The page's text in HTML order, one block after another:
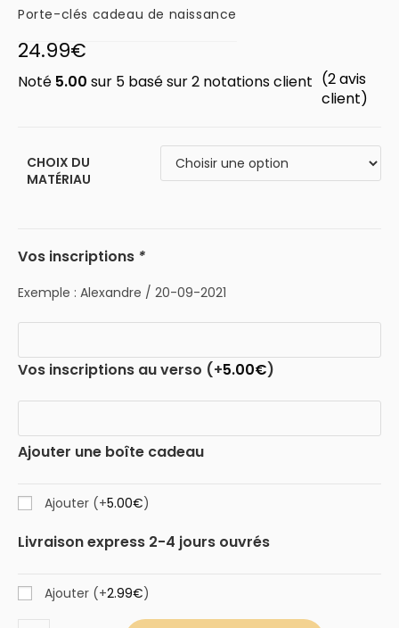
Porte-clés cadeau de naissance
24.99€
Noté 5.00 sur 5 basé sur2 notations client (2avis
client)
CHOIX DU
MATÉRIAU
Vos inscriptions *
Exemple : Alexandre / 20-09-2021
Vos inscriptions au verso (+5.00€)
Ajouter une boîte cadeau
Ajouter (+5.00€)
Livraison express 2-4 jours ouvrés
Ajouter (+2.99€)